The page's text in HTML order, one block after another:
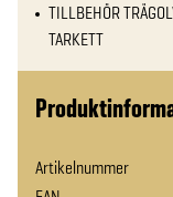
TILLBEHÖR
TARKETT
Artikelnummer